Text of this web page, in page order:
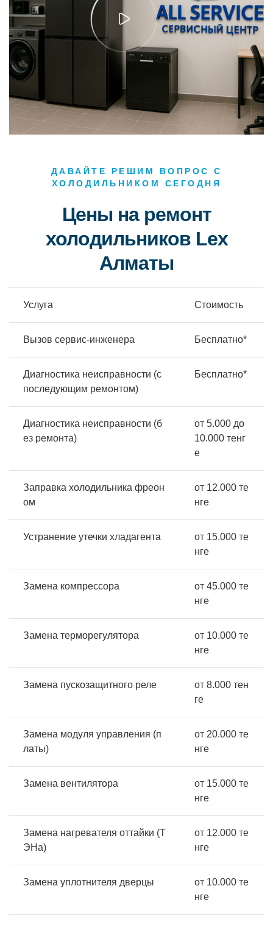
ДАВАЙТЕ РЕШИМ ВОПРОС С
ХОЛОДИЛЬНИКОМ СЕГОДНЯ
Цены на ремонт
холодильников Lex
Алматы
Услуга Стоимость
Вызов сервис-инженера Бесплатно*
Диагностика неисправности (с
последующим ремонтом)
Бесплатно*
Диагностика неисправности (б
ез ремонта)
от 5.000 до
10.000 тенг
е
Заправка холодильника фреон
ом
от 12.000 те
нге
Устранение утечки хладагента
от 15.000 те
нге
Замена компрессора
от 45.000 те
нге
Замена терморегулятора
от 10.000 те
нге
Замена пускозащитного реле
от 8.000 тен
ге
Замена модуля управления (п
латы)
от 20.000 те
нге
Замена вентилятора
от 15.000 те
нге
Замена нагревателя оттайки (Т
ЭНа)
от 12.000 те
нге
Замена уплотнителя дверцы
от 10.000 те
нге